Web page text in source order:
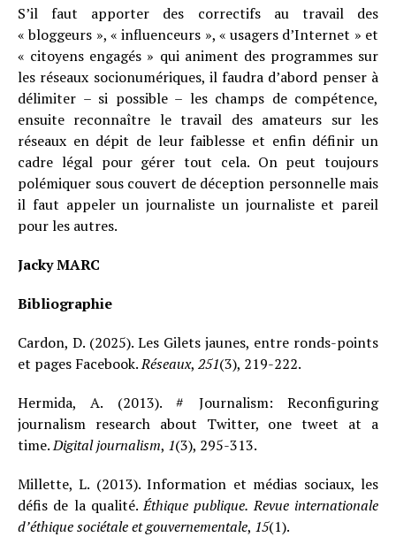
S’il faut apporter des correctifs au travail des
« bloggeurs », « influenceurs », « usagers d’Internet » et
« citoyens engagés » qui animent des programmes sur
les réseaux socionumériques, il faudra d’abord penser à
délimiter – si possible – les champs de compétence,
ensuite reconnaître le travail des amateurs sur les
réseaux en dépit de leur faiblesse et enfin définir un
cadre légal pour gérer tout cela. On peut toujours
polémiquer sous couvert de déception personnelle mais
il faut appeler un journaliste un journaliste et pareil
pour les autres.
Jacky MARC
Bibliographie
Cardon, D. (2025). Les Gilets jaunes, entre ronds-points
et pages Facebook.Réseaux, 251(3), 219-222.
Hermida, A. (2013). # Journalism: Reconfiguring
journalism research about Twitter, one tweet at a
time.Digital journalism, 1(3), 295-313.
Millette, L. (2013). Information et médias sociaux, les
défis de la qualité.Éthique publique. Revue internationale
d’éthique sociétale et gouvernementale, 15(1).